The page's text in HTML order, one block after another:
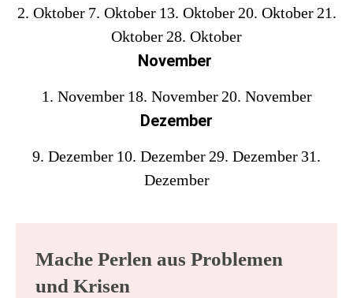
2. Oktober 7. Oktober 13. Oktober 20. Oktober 21.
Oktober 28. Oktober
November
1. November 18. November 20. November
Dezember
9. Dezember 10. Dezember 29. Dezember 31.
Dezember
Mache Perlen aus Problemen
und Krisen